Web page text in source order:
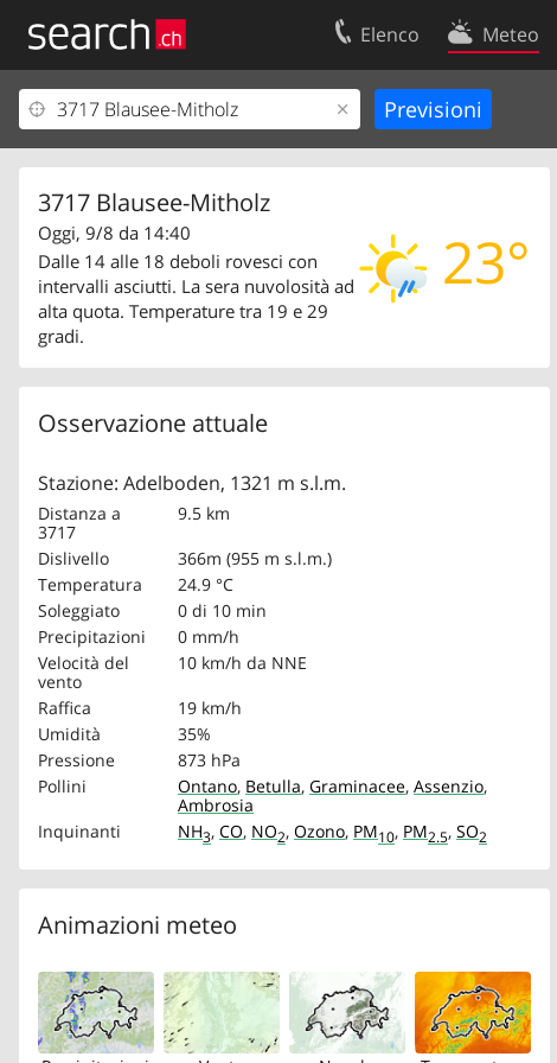
Elenco Meteo
3717 Blausee-Mitholz
23°
Oggi, 9/8 da 14:40
Dalle 14 alle 18 deboli rovesci con
intervalli asciutti. La sera nuvolosità ad
alta quota. Temperature tra 19 e 29
gradi.
Osservazione attuale
Stazione: Adelboden, 1321 m s.l.m.
Distanza a
3717
9.5 km
Dislivello
366m (955 m s.l.m.)
Temperatura
24.9 °C
Soleggiato
0 di 10 min
Precipitazioni
0 mm/h
Velocità del
vento
10 km/h da NNE
Raffica
19 km/h
Umidità
35%
Pressione
873 hPa
Pollini
Ontano, Betulla, Graminacee, Assenzio,
Ambrosia
Inquinanti
NH3, CO, NO2, Ozono, PM10, PM2.5, SO2
Animazioni meteo
Il vostro profolio
Area clienti
Informazioni Legali
Contatti
Condizioni d’uso